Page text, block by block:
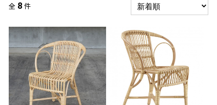
全 8 件